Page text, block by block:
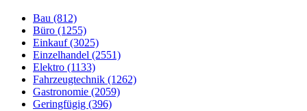
Bau (812)
Büro (1255)
Einkauf (3025)
Einzelhandel (2551)
Elektro (1133)
Fahrzeugtechnik (1262)
Gastronomie (2059)
Geringfügig (396)